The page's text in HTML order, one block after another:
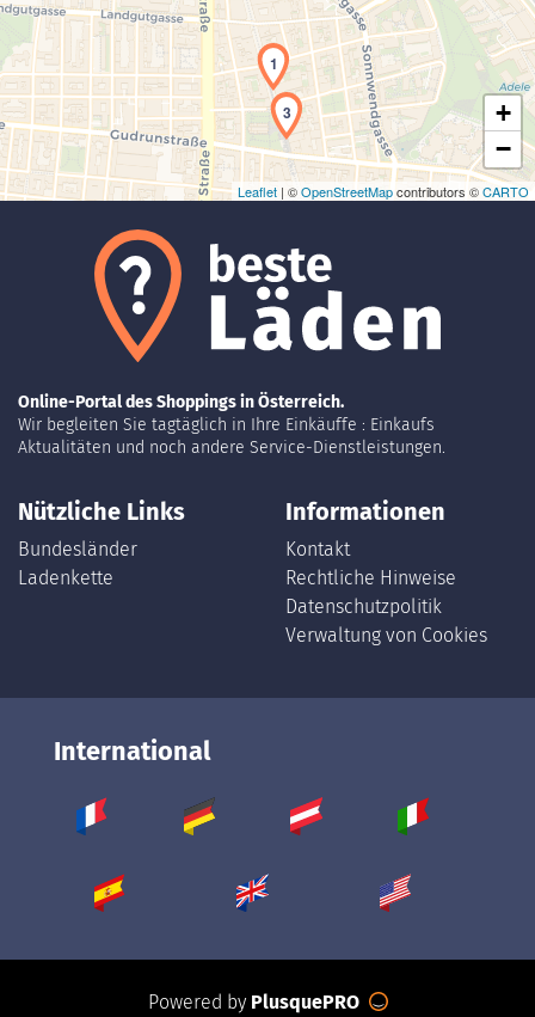
1
3
+
−
Leaflet | ©OpenStreetMapcontributors ©CARTO
Online-Portal des Shoppings in Österreich.
Wir begleiten Sie tagtäglich in Ihre Einkäuffe : Einkaufs
Aktualitäten und noch andere Service-Dienstleistungen.
Nützliche Links
Bundesländer
Ladenkette
Informationen
Kontakt
Rechtliche Hinweise
Datenschutzpolitik
Verwaltung von Cookies
International
Powered by PlusquePRO